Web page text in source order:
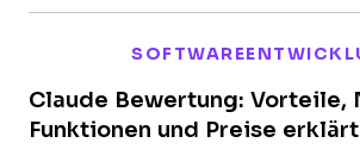
Claude Bewertung: Vorteile,
Funktionen und Preise erklärt